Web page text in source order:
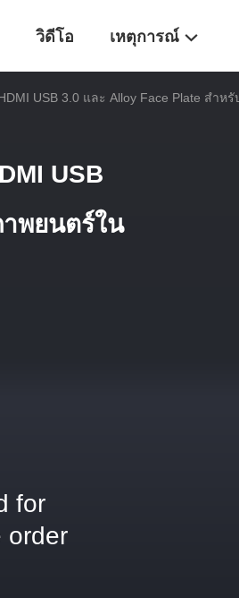
วิดีโอ เหตุการณ์
USB 3.0 และ Alloy Face Plate สํา
USB
พยนตร์ใน
for
order